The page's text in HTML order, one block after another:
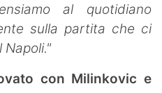
al quotidiano
sulla partita che ci
con Milinkovic e